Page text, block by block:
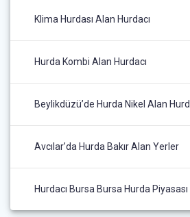
Klima Hurdası Alan Hurdacı
Hurda Kombi Alan Hurdacı
Beylikdüzü’de Hurda Nikel Alan
Avcılar’da Hurda Bakır Alan Yerler
Hurdacı Bursa Bursa Hurda Piyasası